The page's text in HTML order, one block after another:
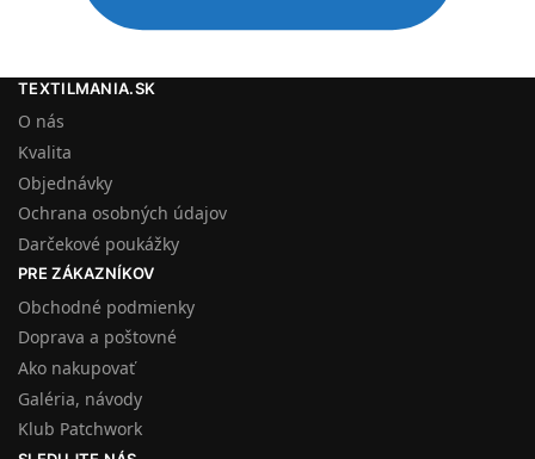
TEXTILMANIA.SK
O nás
Kvalita
Objednávky
Ochrana osobných údajov
Darčekové poukážky
PRE ZÁKAZNÍKOV
Obchodné podmienky
Doprava a poštovné
Ako nakupovať
Galéria, návody
Klub Patchwork